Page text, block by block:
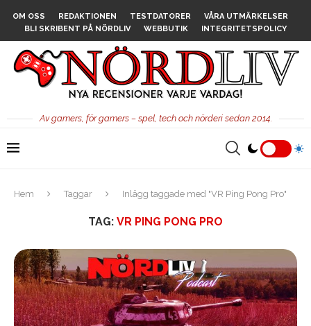
OM OSS REDAKTIONEN TESTDATORER
VÅRA UTMÄRKELSER
BLI SKRIBENT PÅ NÖRDLIV
WEBBUTIK INTEGRITETSPOLICY
Av gamers, för gamers – spel, tech och nörderi sedan 2014.
Hem Taggar Inlägg taggade med "VR Ping Pong Pro"
TAG: VR PING PONG PRO